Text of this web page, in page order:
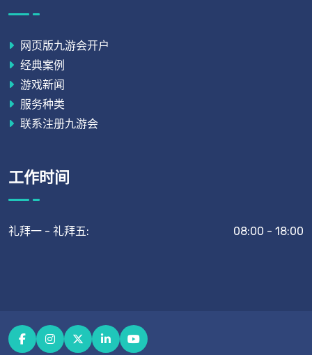
网页版九游会开户
经典案例
游戏新闻
服务种类
联系注册九游会
工作时间
礼拜一 - 礼拜五: 08:00 - 18:00